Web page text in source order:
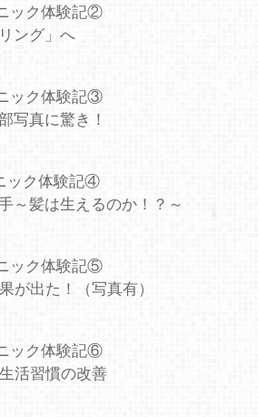
ック体験記②
ング」へ
ック体験記③
写真に驚き！
ック体験記④
～髪は生えるのか！？～
ック体験記⑤
が出た！（写真有）
ック体験記⑥
活習慣の改善